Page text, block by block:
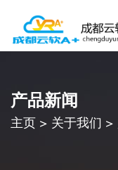
产品新闻
主页 > 关于我们 >